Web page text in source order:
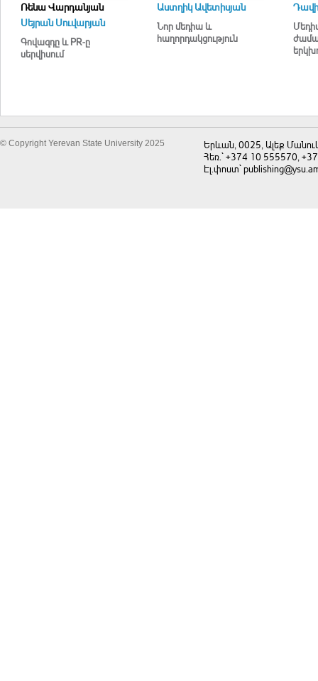
Ռենա Վարդանյան
Սեյրան Սուվարյան
Գովազդը և PR-ը
սերվիսում
Աստղիկ Ավետիսյան
Նոր մեդիա և
հաղորդակցություն
© Copyright Yerevan State University 2025
Երևան, 0025, Ալեք
Հեռ.` +374 10 555570,
Էլ.փոստ`